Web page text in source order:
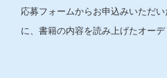
応募フォームからお申込みいただい
に、書籍の内容を読み上げたオー